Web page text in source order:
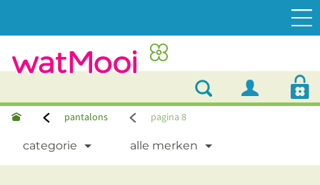
pantalons pagina 8
categorie alle merken